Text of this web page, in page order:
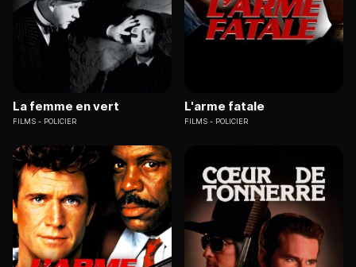
La femme en vert
FILMS POLICIER
L'arme fatale
FILMS POLICIER